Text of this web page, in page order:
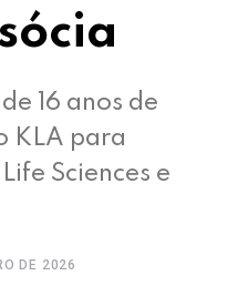
16 anos de
KLA para
Sciences e
DE 2026